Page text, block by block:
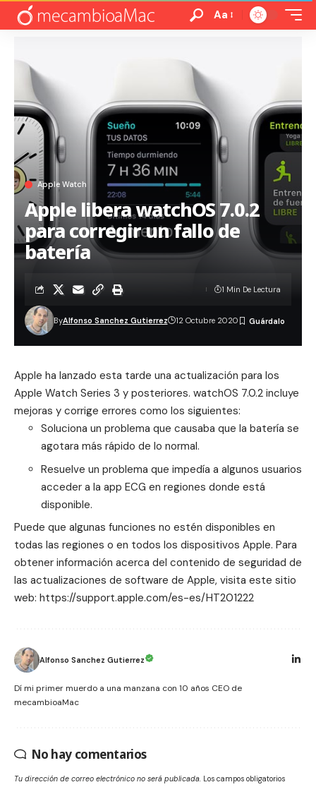
Aa
Apple Watch
Apple libera watchOS 7.0.2
para corregir un fallo de
batería
ByAlfonso Sanchez Gutierrez 12 Octubre 2020
1 Min De Lectura
Apple ha lanzado esta tarde una actualización para los
Apple Watch Series 3 y posteriores. watchOS 7.0.2 incluye
mejoras y corrige errores como los siguientes:
Soluciona un problema que causaba que la batería se
agotara más rápido de lo normal.
Resuelve un problema que impedía a algunos usuarios
acceder a la app ECG en regiones donde está
disponible.
Puede que algunas funciones no estén disponibles en
todas las regiones o en todos los dispositivos Apple. Para
obtener información acerca del contenido de seguridad de
las actualizaciones de software de Apple, visita este sitio
web: https://support.apple.com/es-es/HT201222
Alfonso Sanchez Gutierrez
Dí mi primer muerdo a una manzana con 10 años CEO de
mecambioaMac
No hay comentarios
Tu dirección de correo electrónico no será publicada. Los campos obligatorios